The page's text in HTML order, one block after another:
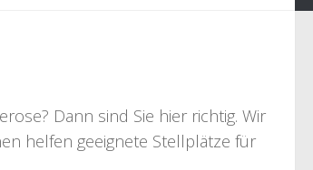
Dann sind Sie hier richtig. Wir
helfen geeignete Stellplätze für